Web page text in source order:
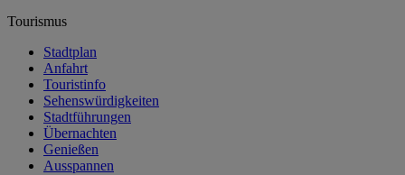
Tourismus
Stadtplan
Anfahrt
Touristinfo
Sehenswürdigkeiten
Stadtführungen
Übernachten
Genießen
Ausspannen